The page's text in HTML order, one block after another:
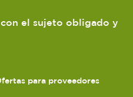
el sujeto obligado y
para proveedores